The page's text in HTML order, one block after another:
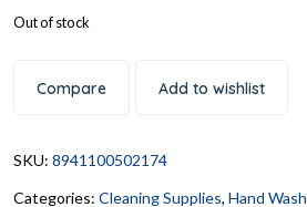
Out of stock
Compare Add to wishlist
SKU: 8941100502174
Categories: Cleaning Supplies, Hand Wash